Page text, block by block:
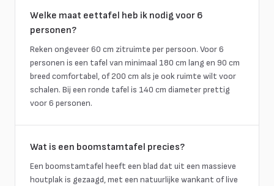
Welke maat eettafel heb ik nodig voor 6
personen?
Reken ongeveer 60 cm zitruimte per persoon. Voor 6
personen is een tafel van minimaal 180 cm lang en 90 cm
breed comfortabel, of 200 cm als je ook ruimte wilt voor
schalen. Bij een ronde tafel is 140 cm diameter prettig
voor 6 personen.
Wat is een boomstamtafel precies?
Een boomstamtafel heeft een blad dat uit een massieve
houtplak is gezaagd, met een natuurlijke wankant of live